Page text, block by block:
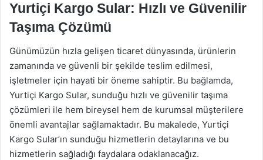
Yurtiçi Kargo Sular: Hızlı ve Güvenilir
Taşıma Çözümü
Günümüzün hızla gelişen ticaret dünyasında, ürünlerin
zamanında ve güvenli bir şekilde teslim edilmesi,
işletmeler için hayati bir öneme sahiptir. Bu bağlamda,
Yurtiçi Kargo Sular, sunduğu hızlı ve güvenilir taşıma
çözümleri ile hem bireysel hem de kurumsal müşterilere
önemli avantajlar sağlamaktadır. Bu makalede, Yurtiçi
Kargo Sular’ın sunduğu hizmetlerin detaylarına ve bu
hizmetlerin sağladığı faydalara odaklanacağız.